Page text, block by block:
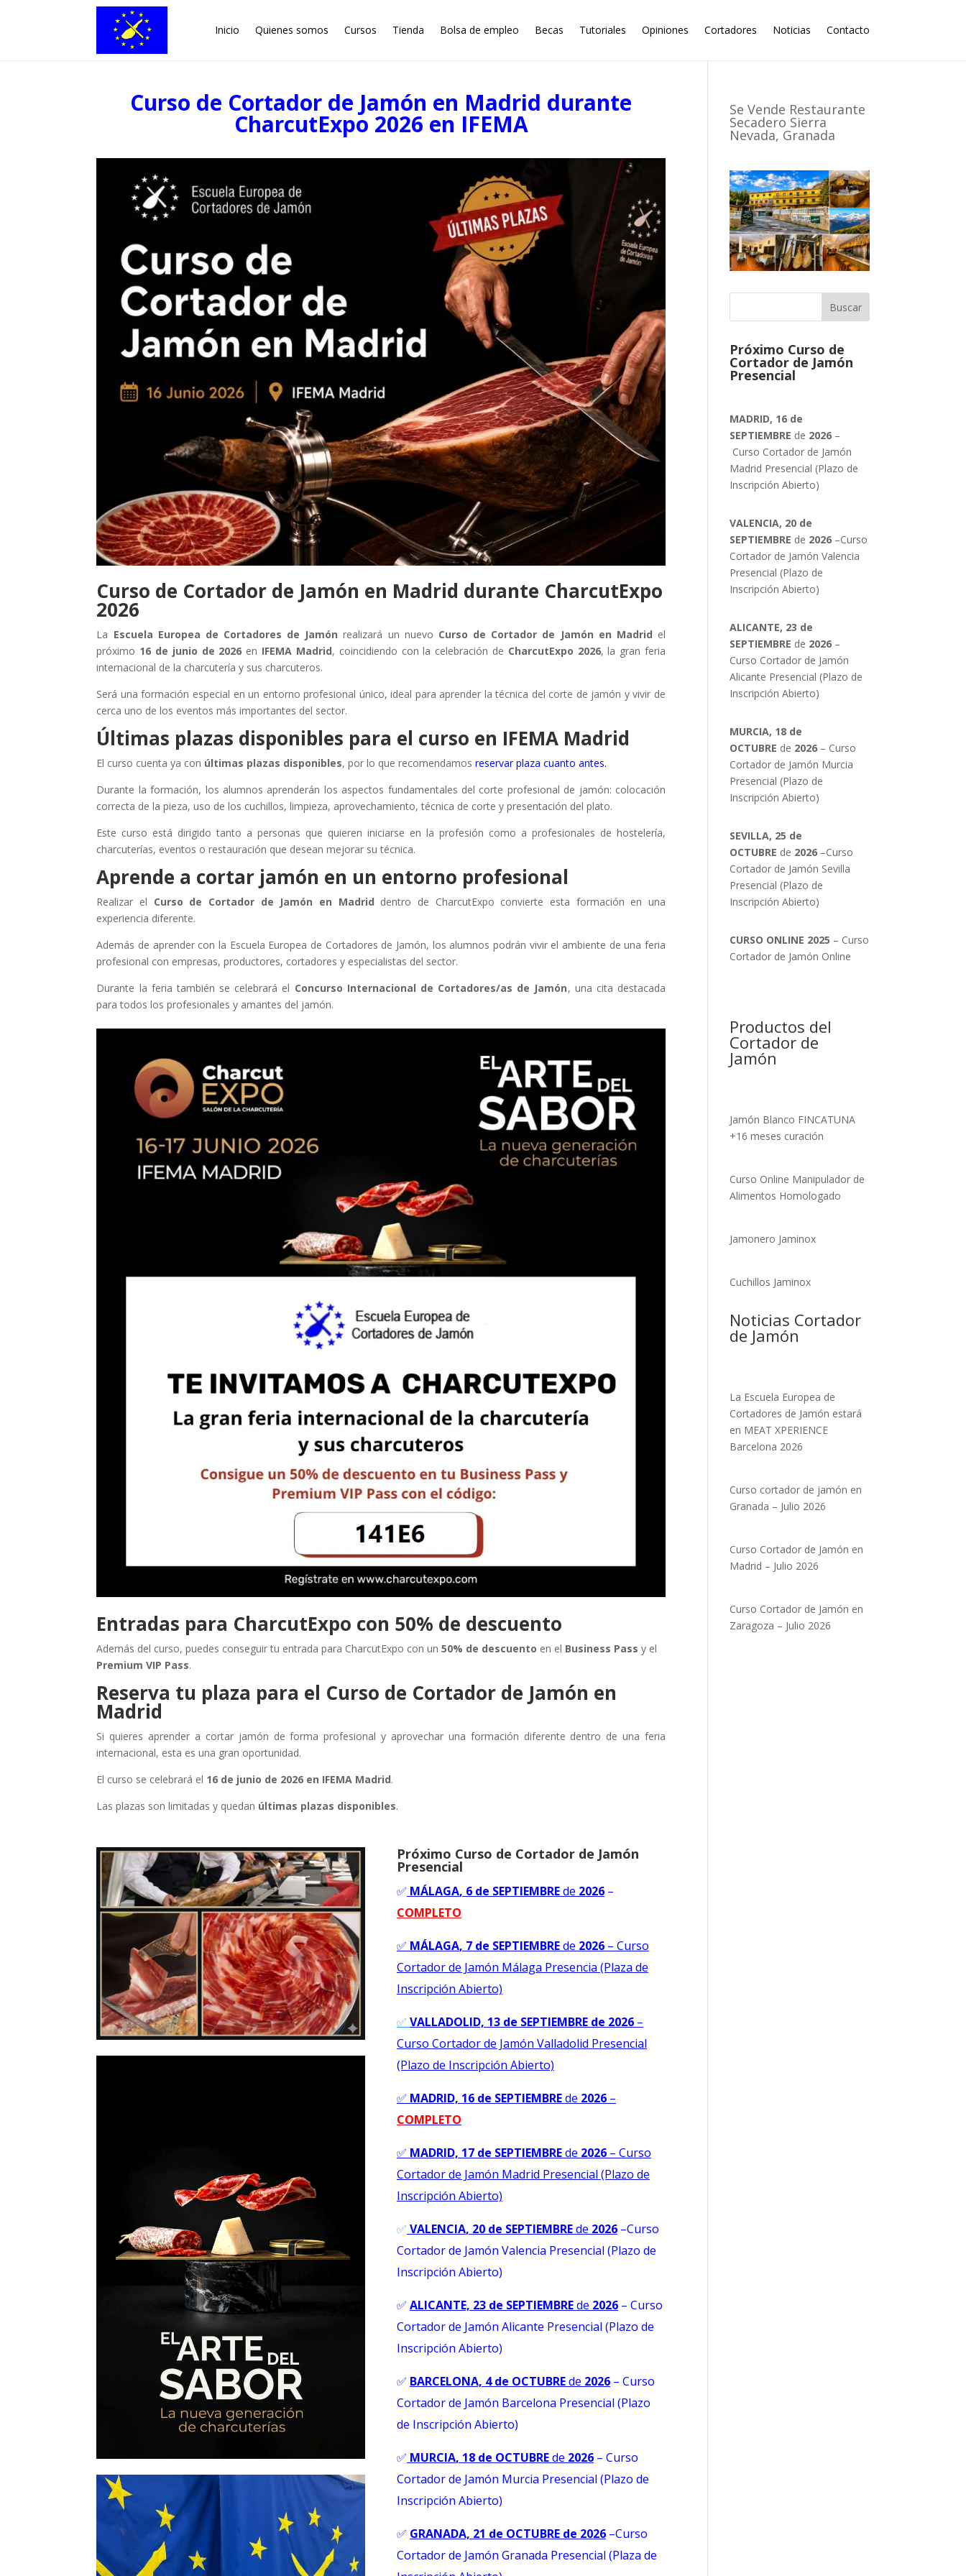
Inicio Quienes somos Cursos Tienda Bolsa de empleo Becas Tutoriales Opiniones Cortadores Noticias Contacto
Curso de Cortador de Jamón en Madrid durante
CharcutExpo 2026 en IFEMA
Curso de Cortador de Jamón en Madrid durante CharcutExpo
2026
La Escuela Europea de Cortadores de Jamón realizará un nuevo Curso de Cortador de Jamón en Madrid el
próximo 16 de junio de 2026 en IFEMA Madrid, coincidiendo con la celebración de CharcutExpo 2026, la gran feria
internacional de la charcutería y sus charcuteros.
Será una formación especial en un entorno profesional único, ideal para aprender la técnica del corte de jamón y vivir de
cerca uno de los eventos más importantes del sector.
Últimas plazas disponibles para el curso en IFEMA Madrid
El curso cuenta ya con últimas plazas disponibles, por lo que recomendamos reservar plaza cuanto antes.
Durante la formación, los alumnos aprenderán los aspectos fundamentales del corte profesional de jamón: colocación
correcta de la pieza, uso de los cuchillos, limpieza, aprovechamiento, técnica de corte y presentación del plato.
Este curso está dirigido tanto a personas que quieren iniciarse en la profesión como a profesionales de hostelería,
charcuterías, eventos o restauración que desean mejorar su técnica.
Aprende a cortar jamón en un entorno profesional
Realizar el Curso de Cortador de Jamón en Madrid dentro de CharcutExpo convierte esta formación en una
experiencia diferente.
Además de aprender con la Escuela Europea de Cortadores de Jamón, los alumnos podrán vivir el ambiente de una feria
profesional con empresas, productores, cortadores y especialistas del sector.
Durante la feria también se celebrará el Concurso Internacional de Cortadores/as de Jamón, una cita destacada
para todos los profesionales y amantes del jamón.
Entradas para CharcutExpo con 50% de descuento
Además del curso, puedes conseguir tu entrada para CharcutExpo con un50% de descuento en el Business Pass y el
Premium VIP Pass.
Reserva tu plaza para el Curso de Cortador de Jamón en
Madrid
Si quieres aprender a cortar jamón de forma profesional y aprovechar una formación diferente dentro de una feria
internacional, esta es una gran oportunidad.
El curso se celebrará el 16 de junio de 2026 en IFEMA Madrid.
Las plazas son limitadas y quedan últimas plazas disponibles.
Próximo Curso de Cortador de Jamón
Presencial
✅ MÁLAGA, 6 de SEPTIEMBREde 2026–
COMPLETO
✅ MÁLAGA, 7 de SEPTIEMBREde 2026– Curso
Cortador de Jamón Málaga Presencia (Plaza de
Inscripción Abierto)
✅ VALLADOLID, 13 de SEPTIEMBRE de 2026–
Curso Cortador de Jamón Valladolid Presencial
(Plazo de Inscripción Abierto)
✅ MADRID, 16 de SEPTIEMBREde 2026–
COMPLETO
✅ MADRID, 17 de SEPTIEMBREde 2026– Curso
Cortador de Jamón Madrid Presencial (Plazo de
Inscripción Abierto)
✅ VALENCIA, 20 de SEPTIEMBREde 2026–Curso
Cortador de Jamón Valencia Presencial (Plazo de
Inscripción Abierto)
✅ ALICANTE, 23 de SEPTIEMBREde 2026– Curso
Cortador de Jamón Alicante Presencial (Plazo de
Inscripción Abierto)
✅ BARCELONA, 4 de OCTUBREde 2026– Curso
Cortador de Jamón Barcelona Presencial (Plazo
de Inscripción Abierto)
✅ MURCIA, 18 de OCTUBREde 2026– Curso
Cortador de Jamón Murcia Presencial (Plazo de
Inscripción Abierto)
✅ GRANADA, 21 de OCTUBRE de 2026–Curso
Cortador de Jamón Granada Presencial (Plaza de
Se Vende Restaurante
Secadero Sierra
Nevada, Granada
Próximo Curso de
Cortador de Jamón
Presencial
MADRID, 16 de
SEPTIEMBRE de 2026 –
Curso Cortador de Jamón
Madrid Presencial (Plazo de
Inscripción Abierto)
VALENCIA, 20 de
SEPTIEMBRE de 2026 –Curso
Cortador de Jamón Valencia
Presencial (Plazo de
Inscripción Abierto)
ALICANTE, 23 de
SEPTIEMBRE de 2026 –
Curso Cortador de Jamón
Alicante Presencial (Plazo de
Inscripción Abierto)
MURCIA, 18 de
OCTUBRE de 2026 – Curso
Cortador de Jamón Murcia
Presencial (Plazo de
Inscripción Abierto)
SEVILLA, 25 de
OCTUBRE de 2026 –Curso
Cortador de Jamón Sevilla
Presencial (Plazo de
Inscripción Abierto)
CURSO ONLINE 2025 – Curso
Cortador de Jamón Online
Productos del
Cortador de
Jamón
Jamón Blanco FINCATUNA
+16 meses curación
Curso Online Manipulador de
Alimentos Homologado
Jamonero Jaminox
Cuchillos Jaminox
Noticias Cortador
de Jamón
La Escuela Europea de
Cortadores de Jamón estará
en MEAT XPERIENCE
Barcelona 2026
Curso cortador de jamón en
Granada – Julio 2026
Curso Cortador de Jamón en
Madrid – Julio 2026
Curso Cortador de Jamón en
Zaragoza – Julio 2026